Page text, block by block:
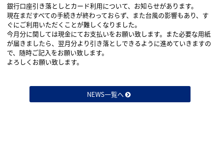
銀行口座引き落としとカード利用について、お知らせがあります。
現在まだすべての手続きが終わっておらず、また台風の影響もあり、す
ぐにご利用いただくことが難しくなりました。
今月分に関しては現金にてお支払いをお願い致します。また必要な用紙
が届きましたら、翌月分より引き落としできるように進めていきますの
で、随時ご記入をお願い致します。
よろしくお願い致します。
NEWS一覧へ